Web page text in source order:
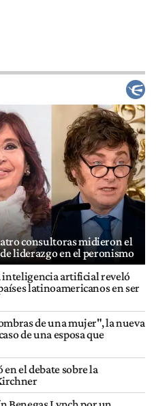
consultoras midieron el
liderazgo en el peronismo
inteligencia artificial reveló
latinoamericanos en ser
de una mujer", la nueva
de una esposa que
el debate sobre la